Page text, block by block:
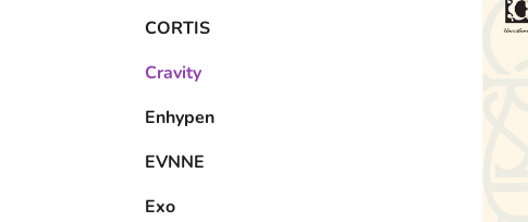
CORTIS
Cravity
Enhypen
EVNNE
Exo